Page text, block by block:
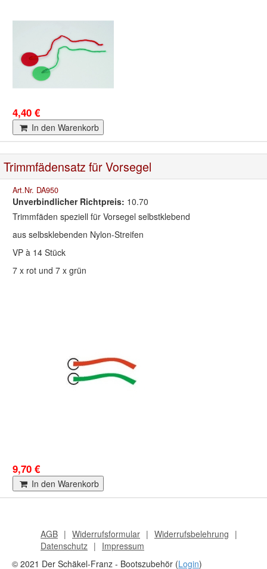
4,40 €
In den Warenkorb
Trimmfädensatz für Vorsegel
Art.Nr. DA950
Unverbindlicher Richtpreis: 10.70
Trimmfäden speziell für Vorsegel selbstklebend
aus selbsklebenden Nylon-Streifen
VP à 14 Stück
7 x rot und 7 x grün
9,70 €
In den Warenkorb
AGB Widerrufsformular
Widerrufsbelehrung
Datenschutz
Impressum
© 2021 Der Schäkel-Franz - Bootszubehör (Login)